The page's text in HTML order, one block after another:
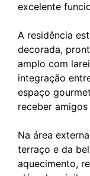
excelente
A residência
decorada,
amplo com
integração
espaço
receber
Na área
terraço e da
aquecimento,